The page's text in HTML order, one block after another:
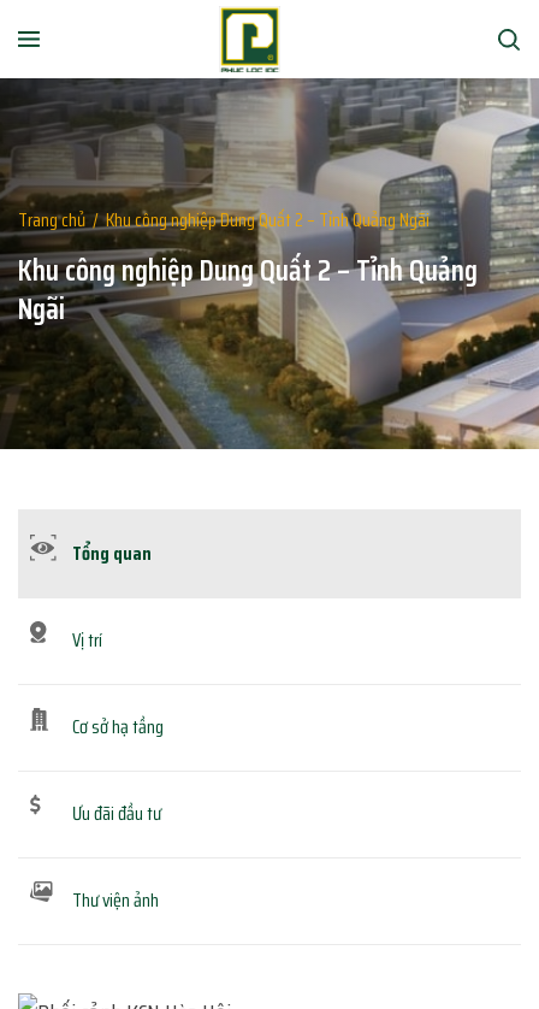
Trang chủ/Khu công nghiệp Dung Quất 2 – Tỉnh Quảng Ngãi
Khu công nghiệp Dung Quất 2 – Tỉnh Quảng
Ngãi
Tổng quan
Vị trí
Cơ sở hạ tầng
Ưu đãi đầu tư
Thư viện ảnh